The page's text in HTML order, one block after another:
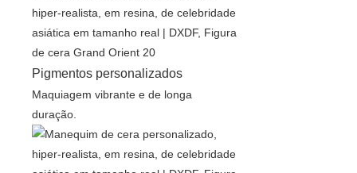
Pigmentos personalizados
Maquiagem vibrante e de longa
duração.